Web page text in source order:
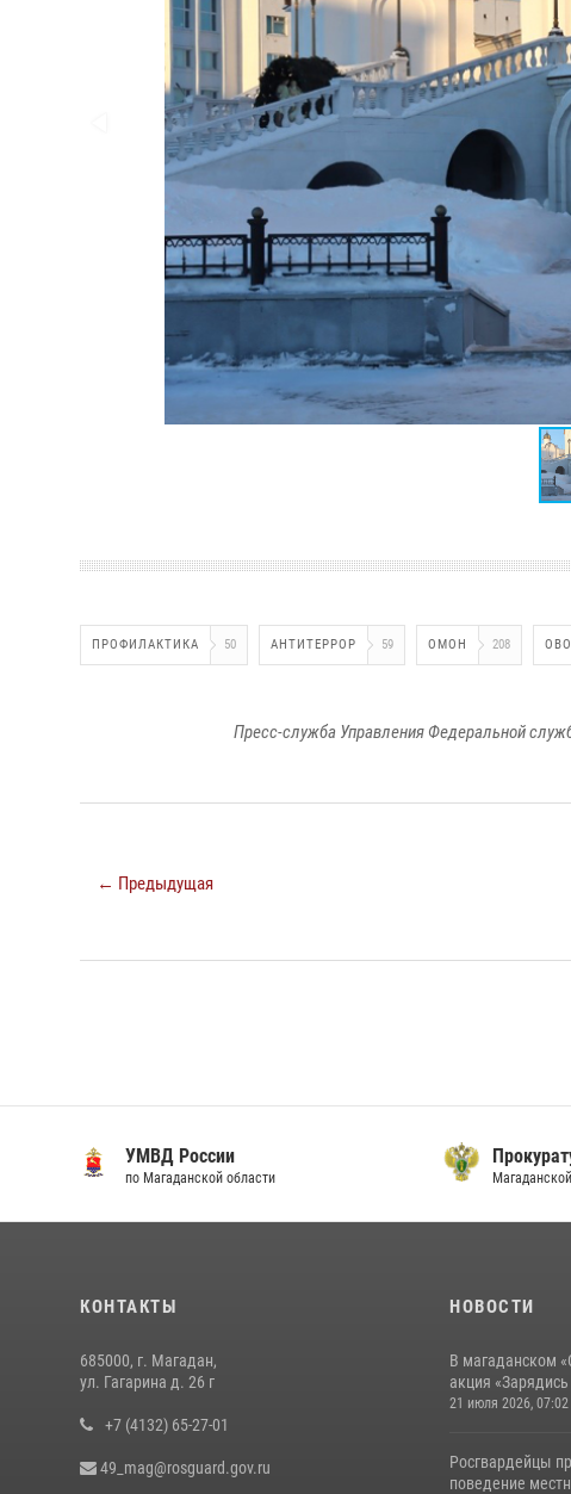
ПРОФИЛАКТИКА 50 АНТИТЕРРОР 59 ОМОН 208 ОВО
Пресс-служба Управления Федеральной
← Предыдущая
УМВД России
по Магаданской области
КОНТАКТЫ
685000, г. Магадан,
ул. Гагарина д. 26 г
+7 (4132) 65-27-01
49_mag@rosguard.gov.ru
НОВОСТИ
В магаданском
акция
21 июля 2026, 07:02
Росгвардейцы
поведение